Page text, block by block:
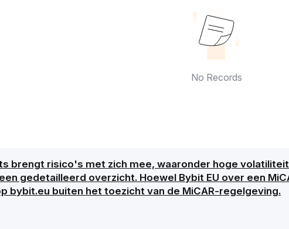
No Records
brengt risico's met zich mee, waaronder hoge
gedetailleerd overzicht. Hoewel Bybit EU over een
bybit.eu buiten het toezicht van de MiCAR-regelgeving.